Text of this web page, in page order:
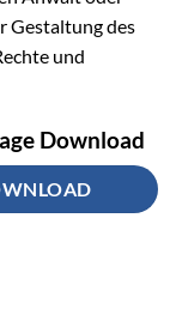
Gestaltung des
und
Download